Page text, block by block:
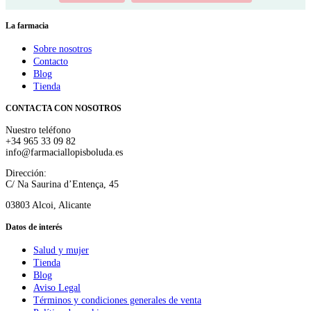
La farmacia
Sobre nosotros
Contacto
Blog
Tienda
CONTACTA CON NOSOTROS
Nuestro teléfono
+34 965 33 09 82
info@farmaciallopisboluda.es
Dirección:
C/ Na Saurina d’Entença, 45
03803 Alcoi, Alicante
Datos de interés
Salud y mujer
Tienda
Blog
Aviso Legal
Términos y condiciones generales de venta